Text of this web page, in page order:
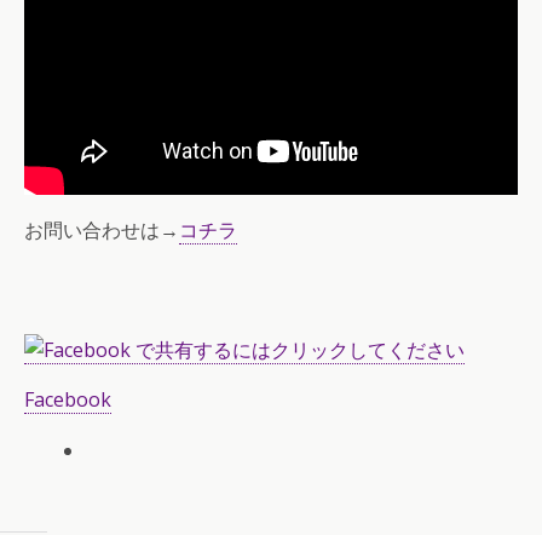
お問い合わせは→ コチラ
Facebook